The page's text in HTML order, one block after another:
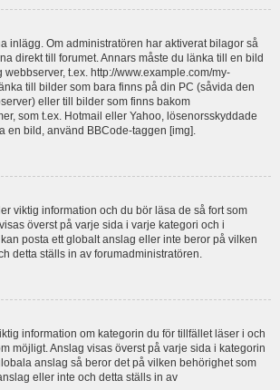
inlägg. Om administratören har aktiverat bilagor så
direkt till forumet. Annars måste du länka till en bild
t.ex. http://www.example.com/my-
till bilder som bara finns på din PC (såvida den
eller till bilder som finns bakom
som t.ex. Hotmail eller Yahoo, lösenorsskyddade
en bild, använd BBCode-taggen [img].
viktig information och du bör läsa de så fort som
överst på varje sida i varje kategori och i
posta ett globalt anslag eller inte beror på vilken
detta ställs in av forumadministratören.
information om kategorin du för tillfället läser i och
möjligt. Anslag visas överst på varje sida i kategorin
anslag så beror det på vilken behörighet som
eller inte och detta ställs in av